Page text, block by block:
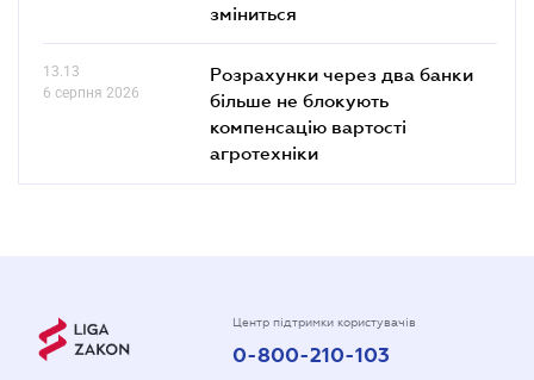
зміниться
13.13
6 серпня 2026
Розрахунки через два банки
більше не блокують
компенсацію вартості
агротехніки
Центр підтримки користувачів
0-800-210-103